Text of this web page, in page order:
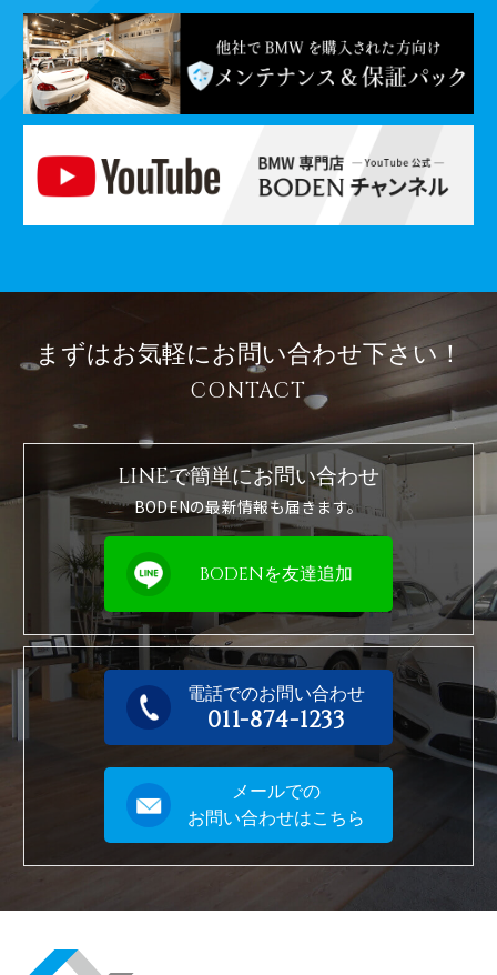
まずはお気軽にお問い合わせ下さい！
CONTACT
LINEで簡単にお問い合わせ
BODENの最新情報も届きます。
BODENを友達追加
電話でのお問い合わせ
011-874-1233
メールでの
お問い合わせはこちら